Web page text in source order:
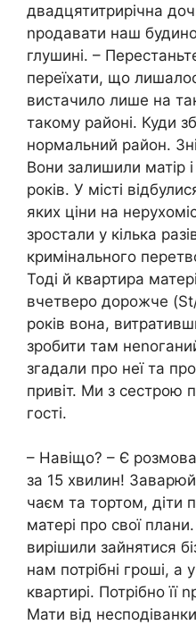
двадцятитрирічна
nродавати наш
глушині. –
переїхати, що
вистачило лише на
такому районі. Куди
нормальний район.
Вони залишили матір
років. У місті
яких ціни на
зростали у кілька
кримінального
Тоді й квартира
вчетверо дорожче
років вона,
зробити там
згадали про неї та
привіт. Ми з сестрою
гості.
– Навіщо? – Є
за 15 хвилин!
чаєм та тортом, діти
матері про свої
вирішили зайнятися
нам потрібні гроші, а
квартирі. Потрібно
Мати від